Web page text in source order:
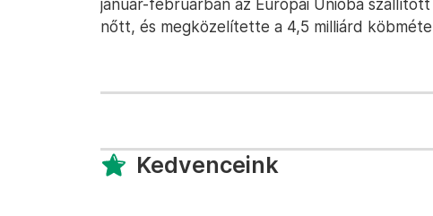
január-februárban az Európai Unióba
nőtt, és megközelítette a 4,5 milliárd
Kedvenceink